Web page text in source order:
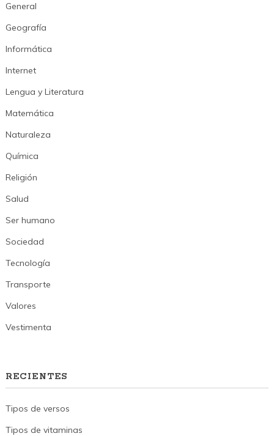
General
Geografía
Informática
Internet
Lengua y Literatura
Matemática
Naturaleza
Química
Religión
Salud
Ser humano
Sociedad
Tecnología
Transporte
Valores
Vestimenta
RECIENTES
Tipos de versos
Tipos de vitaminas